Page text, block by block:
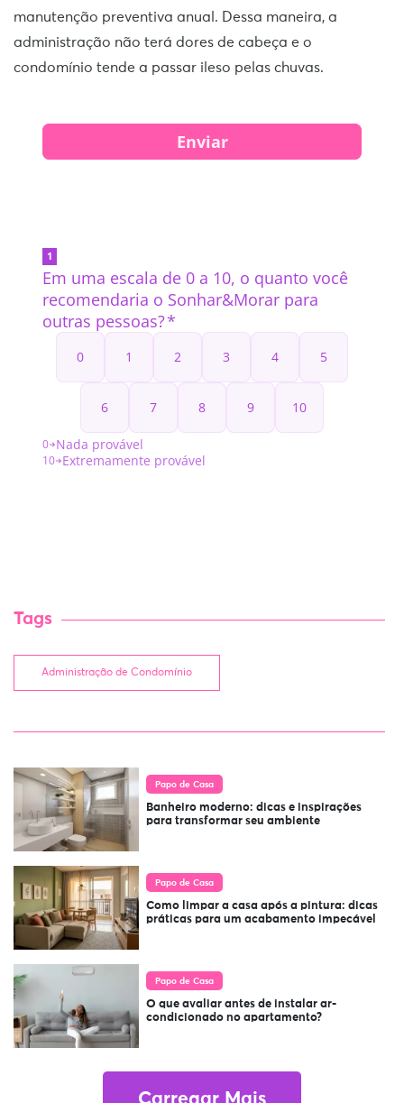
manutenção preventiva anual. Dessa maneira, a
administração não terá dores de cabeça e o
condomínio tende a passar ileso pelas chuvas.
Tags
Administração de Condomínio
Papo de Casa
Banheiro moderno: dicas e inspirações
para transformar seu ambiente
Papo de Casa
Como limpar a casa após a pintura: dicas
práticas para um acabamento impecável
Papo de Casa
O que avaliar antes de instalar ar-
condicionado no apartamento?